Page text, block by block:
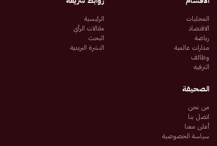
المحليات
الاقتصاد
رياضة
مدارات عالمية
وظائف
الترفيه
الرئيسية
مقالات الرأي
البحث
النشرة البريدية
الصحيفة
من نحن
اتصل بنا
أعلن معنا
سياسة الخصوصية